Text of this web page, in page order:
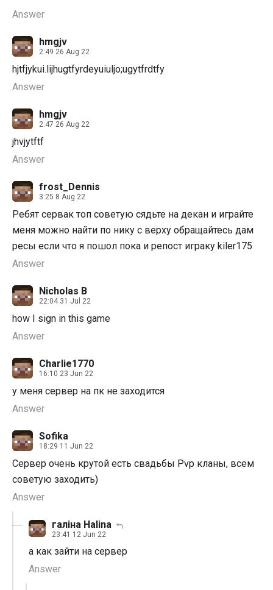
Answer
hmgjv
2:49 26 Aug 22
hjtfjykui.lijhugtfyrdeyuiuljo;ugytfrdtfy
Answer
hmgjv
2:47 26 Aug 22
jhvjytftf
Answer
frost_Dennis
3:25 8 Aug 22
Ребят сервак топ советую сядьте на декан и играйте
меня можно найти по нику с верху обращайтесь дам
ресы если что я пошол пока и репост играку kiler175
Answer
Nicholas B
22:04 31 Jul 22
how I sign in this game
Answer
Charlie1770
16:10 23 Jun 22
у меня сервер на пк не заходится
Answer
Sofika
18:29 11 Jun 22
Сервер очень крутой есть свадьбы Pvp кланы, всем
советую заходить)
Answer
галіна Halina
23:41 12 Jun 22
а как зайти на сервер
Answer